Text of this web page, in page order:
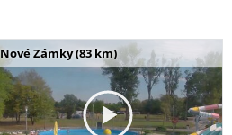
Nové Zámky (83 km)